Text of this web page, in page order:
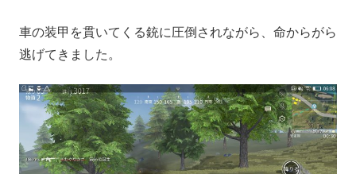
車の装甲を貫いてくる銃に圧倒されながら、命からがら
逃げてきました。